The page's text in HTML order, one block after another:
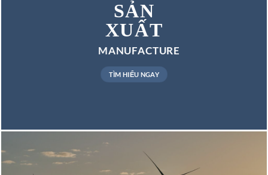
SẢN
XUẤT
MANUFACTURE
TÌM HIỂU NGAY